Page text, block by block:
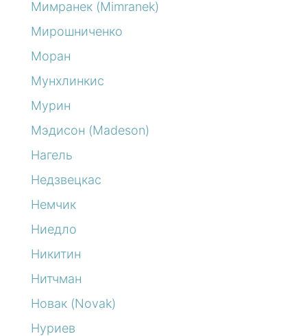
Мимранек (Mimranek)
Мирошниченко
Моран
Мунхлинкис
Мурин
Мэдисон (Madeson)
Нагель
Недзвецкас
Немчик
Ниедло
Никитин
Нитчман
Новак (Novak)
Нуриев